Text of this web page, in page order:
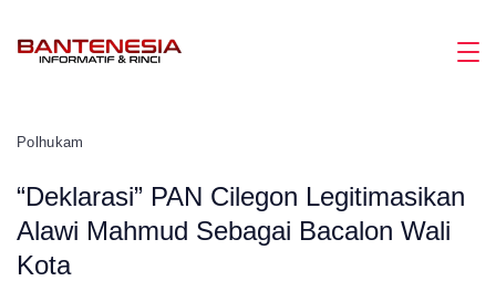
Polhukam
“Deklarasi” PAN Cilegon Legitimasikan
Alawi Mahmud Sebagai Bacalon Wali
Kota